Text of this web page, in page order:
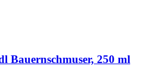
Bauernschmuser, 250 ml